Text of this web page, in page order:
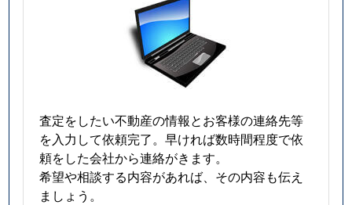
査定をしたい不動産の情報とお客様の連絡先等
を入力して依頼完了。早ければ数時間程度で依
頼をした会社から連絡がきます。
希望や相談する内容があれば、その内容も伝え
ましょう。